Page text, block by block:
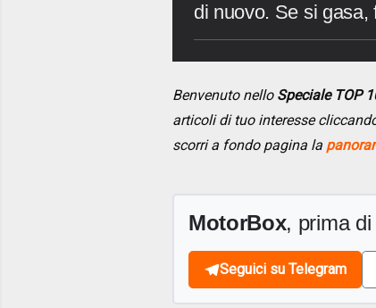
di nuovo. Se si gasa,
Benvenuto nello Speciale TOP
articoli di tuo interesse
scorri a fondo pagina la
MotorBox, prima
Seguici su Telegram